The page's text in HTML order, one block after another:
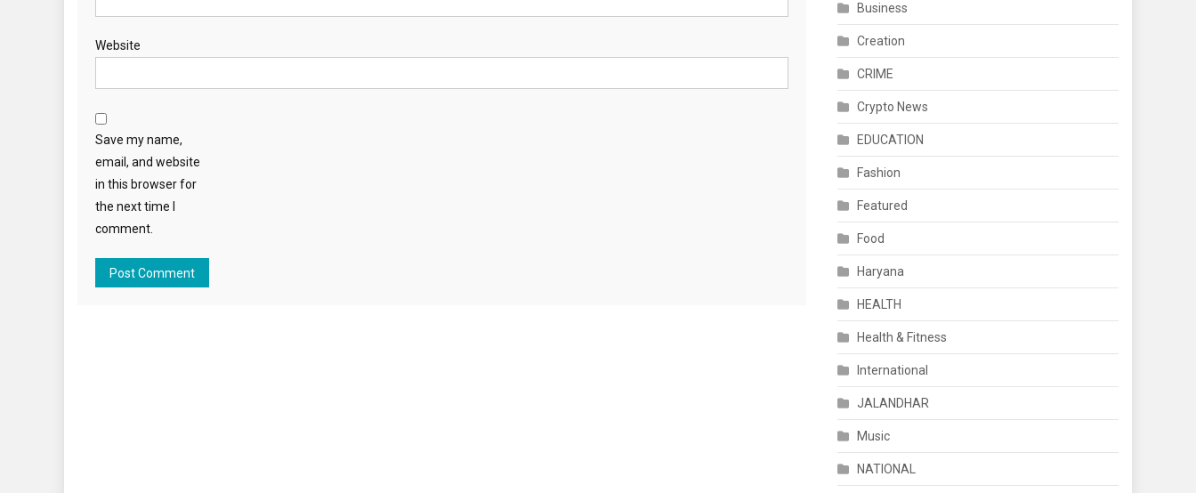
Website
Save my name,
email, and website
in this browser for
the next time I
comment.
Business
Creation
CRIME
Crypto News
EDUCATION
Fashion
Featured
Food
Haryana
HEALTH
Health & Fitness
International
JALANDHAR
Music
NATIONAL